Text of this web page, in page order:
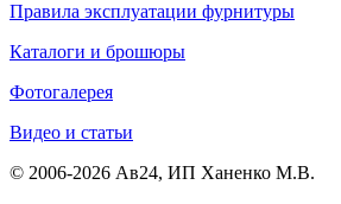
Правила эксплуатации фурнитуры
Каталоги и брошюры
Фотогалерея
Видео и статьи
© 2006-2026 Ав24, ИП Ханенко М.В.